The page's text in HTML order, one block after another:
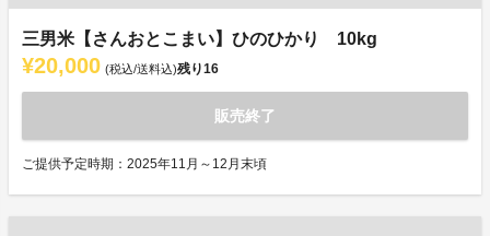
三男米【さんおとこまい】ひのひかり 10kg
¥20,000 (税込/送料込)残り16
販売終了
ご提供予定時期：2025年11月～12月末頃